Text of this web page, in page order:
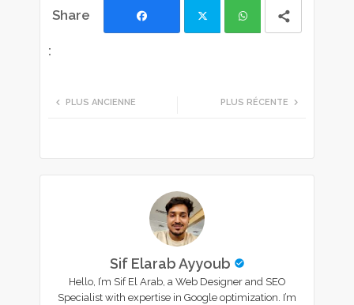
PLUS RÉCENTE
PLUS ANCIENNE
Sif Elarab Ayyoub
Hello, I’m Sif El Arab, a Web Designer and SEO
Specialist with expertise in Google optimization. I’m